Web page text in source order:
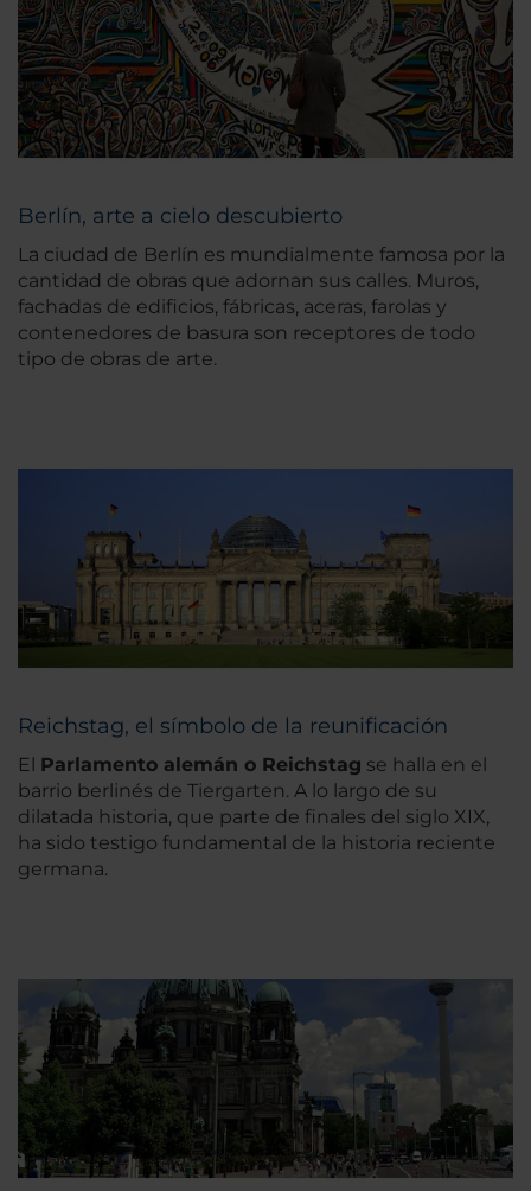
Berlín, arte a cielo descubierto
La ciudad de Berlín es mundialmente famosa por la
cantidad de obras que adornan sus calles. Muros,
fachadas de edificios, fábricas, aceras, farolas y
contenedores de basura son receptores de todo
tipo de obras de arte.
Reichstag, el símbolo de la reunificación
El Parlamento alemán o Reichstag se halla en el
barrio berlinés de Tiergarten. A lo largo de su
dilatada historia, que parte de finales del siglo XIX,
ha sido testigo fundamental de la historia reciente
germana.